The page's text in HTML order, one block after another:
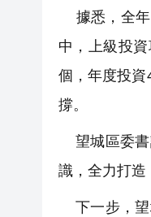
據悉，全年
中，上級投
個，年度投
撐。
望城區委書
識，全力打造
下一步，望